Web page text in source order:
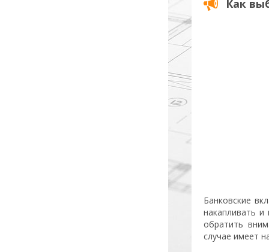
Как
Банковские
накапливать
обратить
случае имеет